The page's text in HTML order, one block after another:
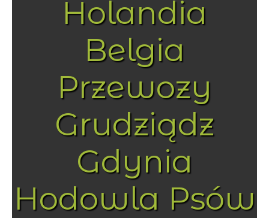
Holandia
Belgia
Przewozy
Grudziądz
Gdynia
Hodowla Psów